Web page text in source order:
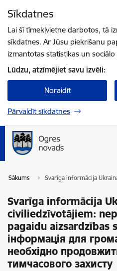
Sīkdatnes
Lai šī tīmekļvietne darbotos, tā
sīkdatnes. Ar Jūsu piekrišanu
izmantotas statistikas un
Lūdzu, atzīmējiet savu izvēli:
Noraidīt
Pārvaldīt sīkdatnes
Sākums Svarīga informācija
Svarīga informācija
civiliedzīvotājiem:
pagaidu aizsardzības
інформація для
необхідно
тимчасового захисту